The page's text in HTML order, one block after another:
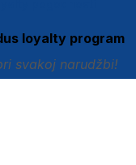
loyalty program
svakoj narudžbi!